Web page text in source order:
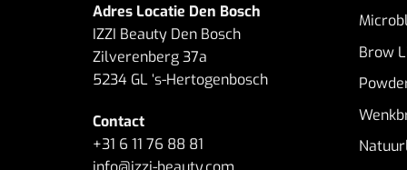
Adres Locatie Den Bosch
IZZI Beauty Den Bosch
Zilverenberg 37a
5234 GL ‘s-Hertogenbosch
Contact
+31 6 11 76 88 81
Brow